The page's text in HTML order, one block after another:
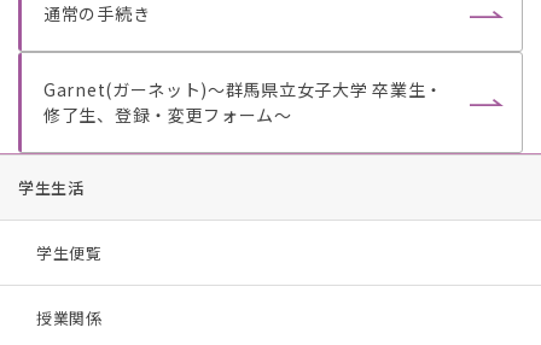
通常の手続き
Garnet(ガーネット)～群馬県立女子大学 卒業生・
修了生、登録・変更フォーム～
学生生活
学生便覧
授業関係